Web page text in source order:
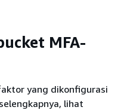
MFA-
yang dikonfigurasi
lihat